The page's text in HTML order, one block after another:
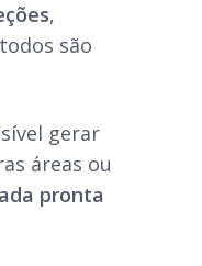
,
são
gerar
áreas ou
pronta